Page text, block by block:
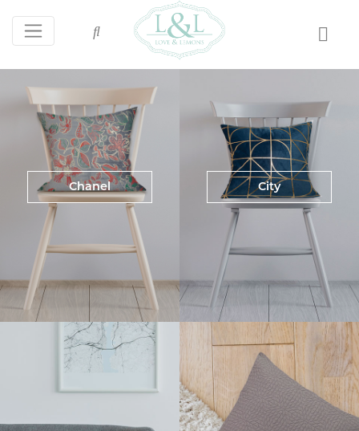
Chanel City